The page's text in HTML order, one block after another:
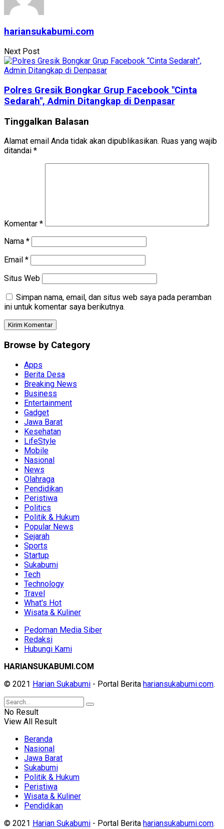
hariansukabumi.com
Next Post
Polres Gresik Bongkar Grup Facebook "Cinta
Sedarah", Admin Ditangkap di Denpasar
Tinggalkan Balasan
Alamat email Anda tidak akan dipublikasikan. Ruas yang wajib
ditandai *
Komentar *
Nama *
Email *
Situs Web
Simpan nama, email, dan situs web saya pada peramban
ini untuk komentar saya berikutnya.
Browse by Category
Apps
Berita Desa
Breaking News
Business
Entertainment
Gadget
Jawa Barat
Kesehatan
LifeStyle
Mobile
Nasional
News
Olahraga
Pendidikan
Peristiwa
Politics
Politik & Hukum
Popular News
Sejarah
Sports
Startup
Sukabumi
Tech
Technology
Travel
What's Hot
Wisata & Kuliner
Pedoman Media Siber
Redaksi
Hubungi Kami
HARIANSUKABUMI.COM
© 2021 Harian Sukabumi - Portal Berita hariansukabumi.com.
No Result
View All Result
Beranda
Nasional
Jawa Barat
Sukabumi
Politik & Hukum
Peristiwa
Wisata & Kuliner
Pendidikan
© 2021 Harian Sukabumi - Portal Berita hariansukabumi.com.